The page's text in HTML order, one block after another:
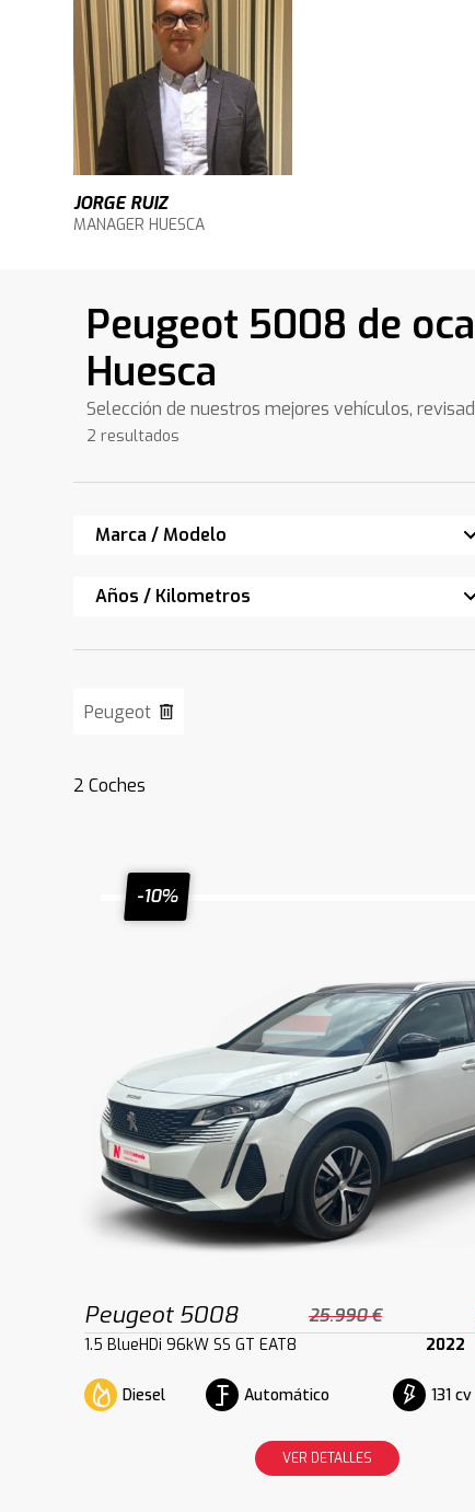
JORGE RUIZ
MANAGER HUESCA
Peugeot 5008 de
Huesca
Selección de nuestros mejores vehículos,
2 resultados
Marca / Modelo
Años / Kilometros
Peugeot
2 Coches
-10%
Peugeot 5008 25.990 €
1.5 BlueHDi 96kW SS GT EAT8 2022
Diesel Automático 131 cv
VER DETALLES